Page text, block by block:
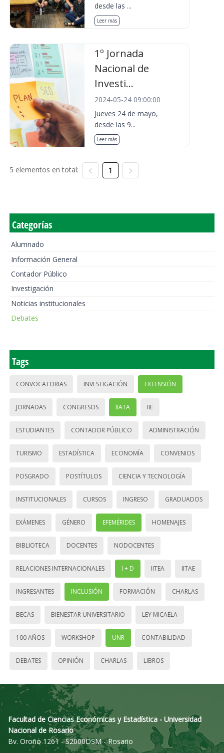
desde las ...
Leer más
1º Jornada
Nacional de
Investi...
2024-05-24 09:00:00
Jueves 24 de mayo,
desde las 9...
Leer más
5 elementos en total: 1
Categorías
Alumnado
Información General
Contador Público
Investigación
Noticias institucionales
Debates
Tags
CONVOCATORIAS INVESTIGACIÓN EXTENSIÓN
JORNADAS CONGRESOS IIATA IIE
ESTUDIANTES CONTADOR PÚBLICO ADMINISTRACIÓN
TURISMO ESTADÍSTICA ECONOMÍA CONVENIOS
POSGRADO POSTÍTULOS CIENCIA Y TECNOLOGÍA
INSTITUCIONALES CURSOS INGRESO GRADUADOS
EXÁMENES GÉNERO EFEMÉRIDES HOMENAJES
BIBLIOTECA DOCENTES NODOCENTES
RELACIONES INTERNACIONALES I + D IITEA IITAE
INGRESANTES INCLUSIÓN FORMACIÓN CHARLAS
BECAS BIENESTAR UNIVERSITARIO LEY MICAELA
100 AÑOS WORKSHOP UNR CONTABILIDAD
DEBATES OPINIÓN CHARLAS LIBROS
Facultad de Ciencias Económicas y Estadística - Universidad
Nacional de Rosario
Bv. Oroño 1261 - S2000DSM - Rosario